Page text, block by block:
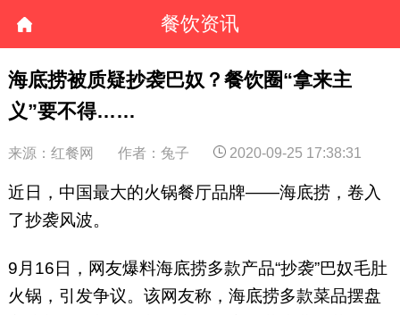
餐饮资讯
海底捞被质疑抄袭巴奴？餐饮圈“拿来主
义”要不得……
来源：红餐网 作者：兔子 2020-09-25 17:38:31
近日，中国最大的火锅餐厅品牌——海底捞，卷入
了抄袭风波。
9月16日，网友爆料海底捞多款产品“抄袭”巴奴毛肚
火锅，引发争议。该网友称，海底捞多款菜品摆盘